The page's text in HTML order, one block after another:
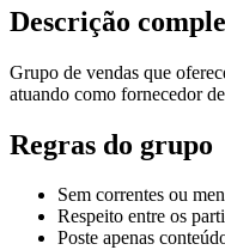
Descrição
Grupo de vendas que
atuando como fornecedor
Regras do grupo
Sem correntes ou
Respeito entre os
Poste apenas